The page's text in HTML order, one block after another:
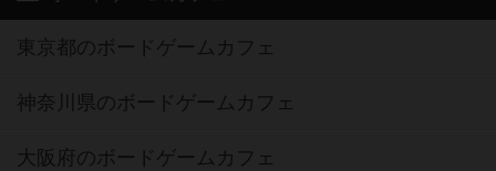
東京都のボードゲームカフェ
神奈川県のボードゲームカフェ
大阪府のボードゲームカフェ